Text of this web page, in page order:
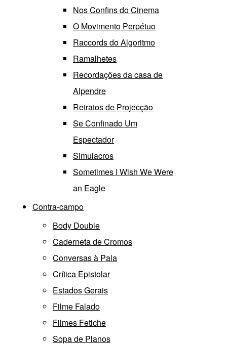
Nos Confins do Cinema
O Movimento Perpétuo
Raccords do Algoritmo
Ramalhetes
Recordações da casa de
Alpendre
Retratos de Projecção
Se Confinado Um
Espectador
Simulacros
Sometimes I Wish We Were
an Eagle
Contra-campo
Body Double
Caderneta de Cromos
Conversas à Pala
Crítica Epistolar
Estados Gerais
Filme Falado
Filmes Fetiche
Sopa de Planos